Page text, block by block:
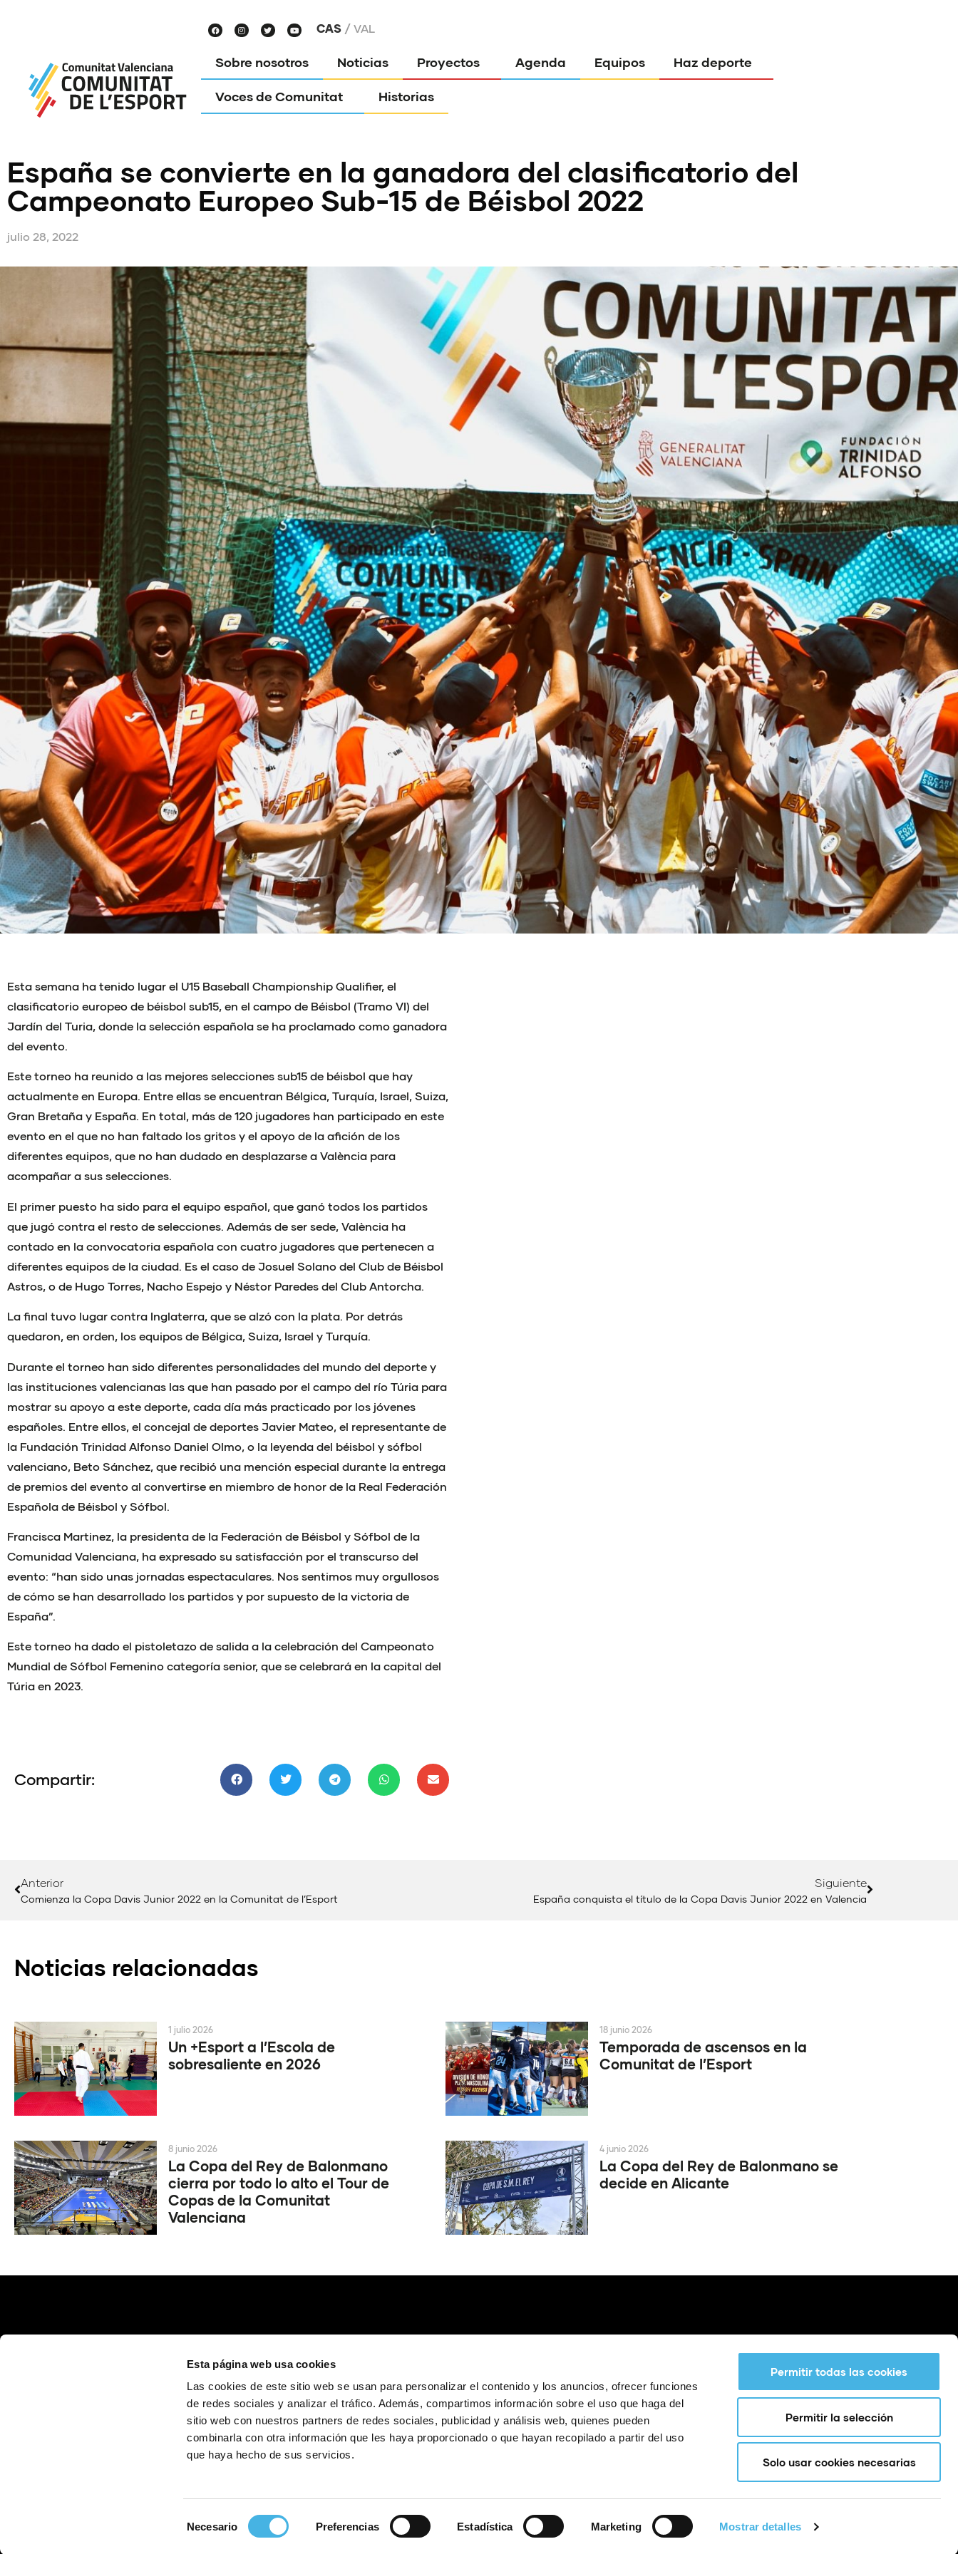
Esta página web usa cookies
Las cookies de este sitio web se usan para personalizar el contenido y los anuncios, ofrecer funciones
de redes sociales y analizar el tráfico. Además, compartimos información sobre el uso que haga del
sitio web con nuestros partners de redes sociales, publicidad y análisis web, quienes pueden
combinarla con otra información que les haya proporcionado o que hayan recopilado a partir del uso
que haya hecho de sus servicios.
de
Necesario Preferencias Estadística Marketing Mostrar detalles
Permitir todas las cookies
Permitir la selección
Solo usar cookies necesarias
CAS VAL
Sobre nosotros Noticias Proyectos Agenda Equipos Haz deporte
Voces de Comunitat Historias
España se convierte en la ganadora del clasificatorio del
Campeonato Europeo Sub-15 de Béisbol 2022
julio 28, 2022
Esta semana ha tenido lugar el U15 Baseball Championship Qualifier, el
clasificatorio europeo de béisbol sub15, en el campo de Béisbol (Tramo VI) del
Jardín del Turia, donde la selección española se ha proclamado como ganadora
del evento.
Este torneo ha reunido a las mejores selecciones sub15 de béisbol que hay
actualmente en Europa. Entre ellas se encuentran Bélgica, Turquía, Israel, Suiza,
Gran Bretaña y España. En total, más de 120 jugadores han participado en este
evento en el que no han faltado los gritos y el apoyo de la afición de los
diferentes equipos, que no han dudado en desplazarse a València para
acompañar a sus selecciones.
El primer puesto ha sido para el equipo español, que ganó todos los partidos
que jugó contra el resto de selecciones. Además de ser sede, València ha
contado en la convocatoria española con cuatro jugadores que pertenecen a
diferentes equipos de la ciudad. Es el caso de Josuel Solano del Club de Béisbol
Astros, o de Hugo Torres, Nacho Espejo y Néstor Paredes del Club Antorcha.
La final tuvo lugar contra Inglaterra, que se alzó con la plata. Por detrás
quedaron, en orden, los equipos de Bélgica, Suiza, Israel y Turquía.
Durante el torneo han sido diferentes personalidades del mundo del deporte y
las instituciones valencianas las que han pasado por el campo del río Túria para
mostrar su apoyo a este deporte, cada día más practicado por los jóvenes
españoles. Entre ellos, el concejal de deportes Javier Mateo, el representante de
la Fundación Trinidad Alfonso Daniel Olmo, o la leyenda del béisbol y sófbol
valenciano, Beto Sánchez, que recibió una mención especial durante la entrega
de premios del evento al convertirse en miembro de honor de la Real Federación
Española de Béisbol y Sófbol.
Francisca Martinez, la presidenta de la Federación de Béisbol y Sófbol de la
Comunidad Valenciana, ha expresado su satisfacción por el transcurso del
evento: “han sido unas jornadas espectaculares. Nos sentimos muy orgullosos
de cómo se han desarrollado los partidos y por supuesto de la victoria de
España”.
Este torneo ha dado el pistoletazo de salida a la celebración del Campeonato
Mundial de Sófbol Femenino categoría senior, que se celebrará en la capital del
Túria en 2023.
Compartir:
Anterior
Comienza la Copa Davis Junior 2022 en la Comunitat de l’Esport
Siguiente
España conquista el título de la Copa Davis Junior 2022 en Valencia
Noticias relacionadas
Un +Esport a l’Escola de
sobresaliente en 2026
1 julio 2026
Temporada de ascensos en la
Comunitat de l’Esport
18 junio 2026
La Copa del Rey de Balonmano
cierra por todo lo alto el Tour de
Copas de la Comunitat
Valenciana
8 junio 2026
La Copa del Rey de Balonmano se
decide en Alicante
4 junio 2026
Calle Poeta Quintana, 1 46003 València (España)
info@fundaciontrinidadalfonso.org